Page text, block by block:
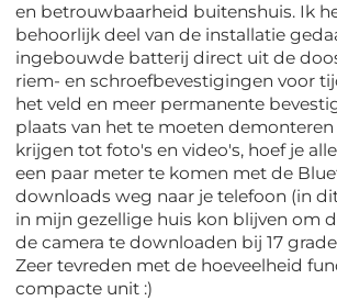
en betrouwbaarheid buitenshuis. Ik
behoorlijk deel van de installatie
ingebouwde batterij direct uit de
riem- en schroefbevestigingen voor
het veld en meer permanente
plaats van het te moeten
krijgen tot foto's en video's, hoef je
een paar meter te komen met de
downloads weg naar je telefoon (in
in mijn gezellige huis kon blijven om
de camera te downloaden bij 17
Zeer tevreden met de hoeveelheid
compacte unit :)